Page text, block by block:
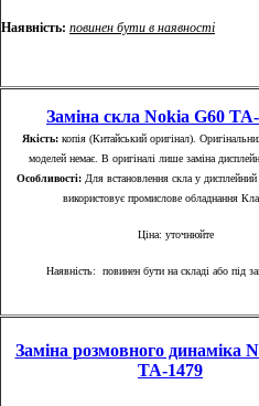
Наявність: повинен бути в наявності
Заміна скла Nokia G60
Якість: копія (Китайський оригінал).
моделей немає. В оригіналі лише заміна
Особливості: Для встановлення скла у дисплейний
використовує промислове обладнання
Ціна: уточнюйте
Наявність: повинен бути на складі або під
Заміна розмовного динаміка
TA-1479